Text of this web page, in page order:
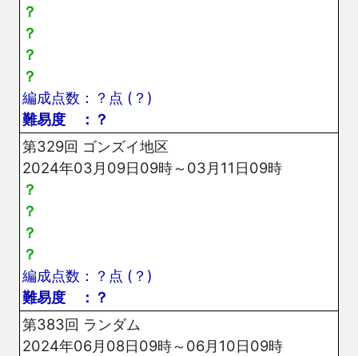
？
？
？
？
編成点数：？点 (？)
難易度 ：？
第329回 ゴンズイ地区
2024年03月09日09時～03月11日09時
？
？
？
？
編成点数：？点 (？)
難易度 ：？
第383回 ランダム
2024年06月08日09時～06月10日09時